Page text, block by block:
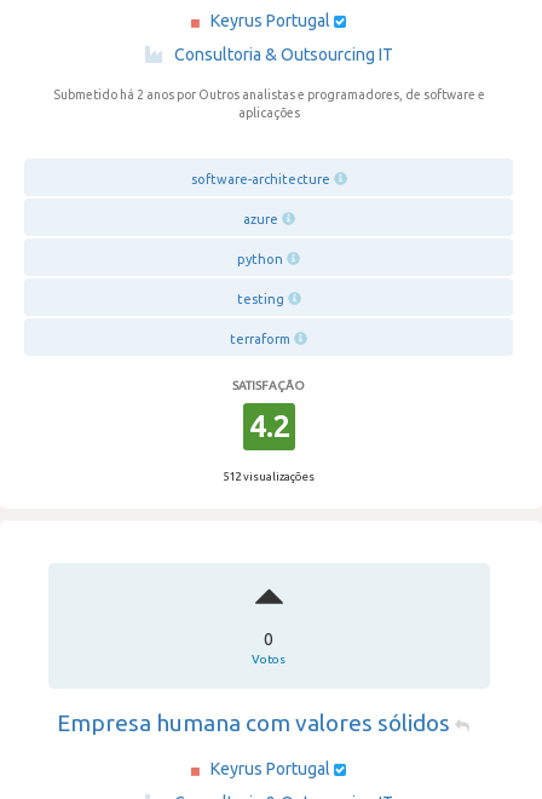
Keyrus Portugal
·
Consultoria & Outsourcing IT
Submetido há 2 anos por Outros analistas e programadores, de software e
aplicações
software-architecture
azure
python
testing
terraform
SATISFAÇÃO
4.2
512 visualizações
0
Votos
Empresa humana com valores sólidos
Keyrus Portugal
·